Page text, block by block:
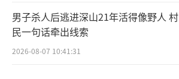
男子杀人后逃进深山21年活得像野人 村
民一句话牵出线索
2026-08-07 10:41:31